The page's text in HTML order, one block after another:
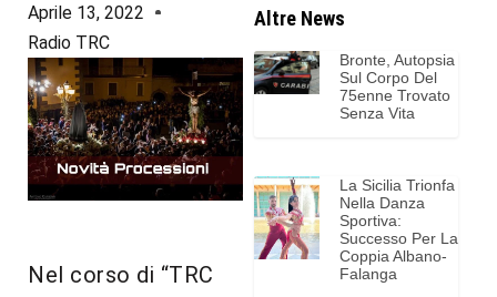
Aprile 13, 2022
Radio TRC
Nel corso di “TRC
Altre News
Bronte, Autopsia
Sul Corpo Del
75enne Trovato
Senza Vita
La Sicilia Trionfa
Nella Danza
Sportiva:
Successo Per La
Coppia Albano-
Falanga